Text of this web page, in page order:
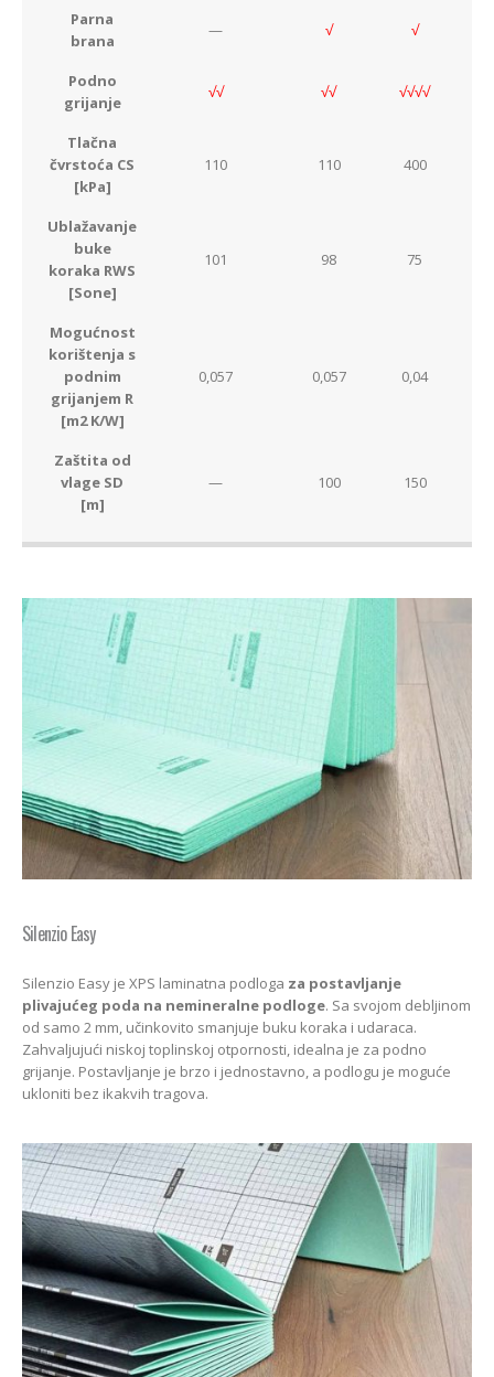
Parna
brana
— √ √
Podno
grijanje
√√ √√ √√√√
Tlačna
čvrstoća CS
[kPa]
110 110 400
Ublažavanje
buke
koraka RWS
[Sone]
101 98 75
Mogućnost
korištenja s
podnim
grijanjem R
[m2 K/W]
0,057 0,057 0,04
Zaštita od
vlage SD
[m]
— 100 150
Silenzio Easy
Silenzio Easy je XPS laminatna podloga za postavljanje
plivajućeg poda na nemineralne podloge. Sa svojom debljinom
od samo 2 mm, učinkovito smanjuje buku koraka i udaraca.
Zahvaljujući niskoj toplinskoj otpornosti, idealna je za podno
grijanje. Postavljanje je brzo i jednostavno, a podlogu je moguće
ukloniti bez ikakvih tragova.